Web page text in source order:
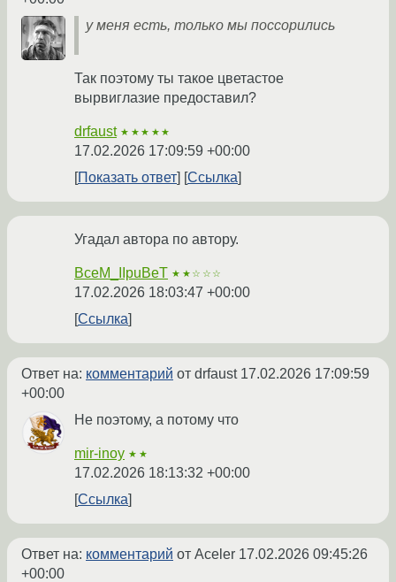
у меня есть, только мы поссорились
Так поэтому ты такое цветастое
вырвиглазие предоставил?
drfaust ★★★★★
17.02.2026 17:09:59 +00:00
Показать ответ
Ссылка
Угадал автора по автору.
BceM_IIpuBeT ★★☆☆☆
17.02.2026 18:03:47 +00:00
Ссылка
Ответ на: комментарий от drfaust 17.02.2026 17:09:59
+00:00
Не поэтому, а потому что
mir-inoy ★★
17.02.2026 18:13:32 +00:00
Ссылка
Ответ на: комментарий от Aceler 17.02.2026 09:45:26
+00:00